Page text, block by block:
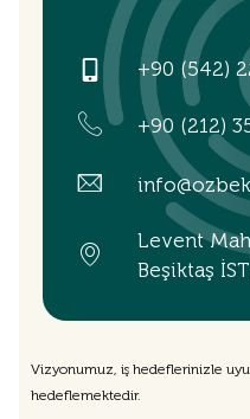
+90 (542)
+90 (212)
Levent
Beşiktaş
Vizyonumuz, iş hedeflerinizle
hedeflemektedir.